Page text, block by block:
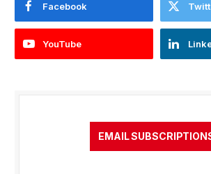
Facebook
YouTube
EMAIL